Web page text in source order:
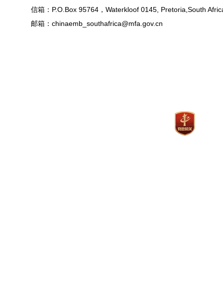
信箱：P.O.Box 95764，Waterkloof 0145, Pretoria,South
邮箱：chinaemb_southafrica@mfa.gov.cn